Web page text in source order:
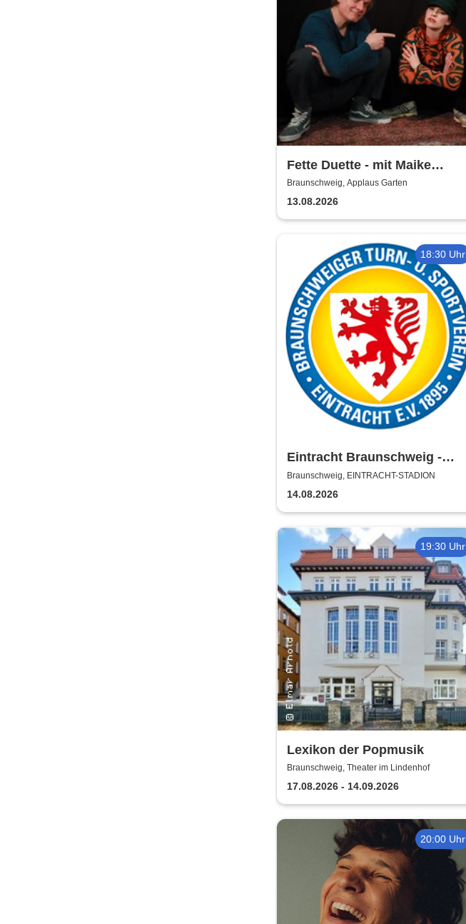
Fette Duette - mit Maike
Jacobs & Markus Schultze
Braunschweig, Applaus Garten
13.08.2026
18:30 Uhr
Eintracht Braunschweig -
Saison 2026/27
Braunschweig, EINTRACHT-STADION
14.08.2026
19:30 Uhr
Lexikon der Popmusik
Braunschweig, Theater im Lindenhof
17.08.2026 - 14.09.2026
20:00 Uhr